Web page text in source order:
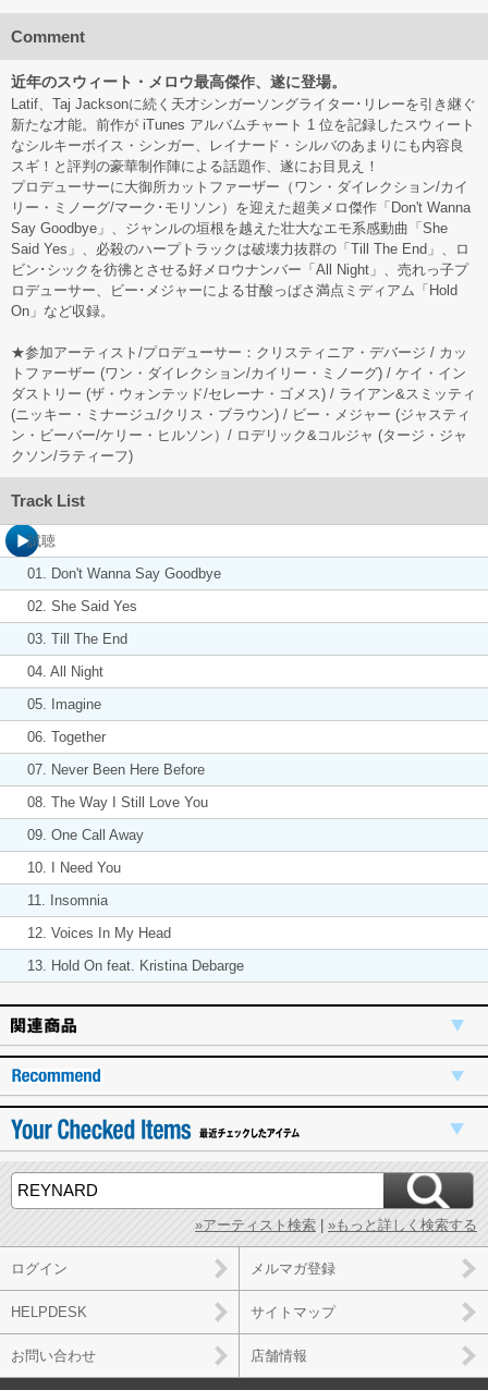
Comment
近年のスウィート・メロウ最高傑作、遂に登場。
Latif、Taj Jacksonに続く天才シンガーソングライター･リレーを引き継ぐ
新たな才能。前作が iTunes アルバムチャート 1 位を記録したスウィート
なシルキーボイス・シンガー、レイナード・シルバのあまりにも内容良
スギ！と評判の豪華制作陣による話題作、遂にお目見え！
プロデューサーに大御所カットファーザー（ワン・ダイレクション/カイ
リー・ミノーグ/マーク･モリソン）を迎えた超美メロ傑作「Don't Wanna
Say Goodbye」、ジャンルの垣根を越えた壮大なエモ系感動曲「She
Said Yes」、必殺のハープトラックは破壊力抜群の「Till The End」、ロ
ビン･シックを彷彿とさせる好メロウナンバー「All Night」、売れっ子プ
ロデューサー、ビー･メジャーによる甘酸っぱさ満点ミディアム「Hold
On」など収録。
★参加アーティスト/プロデューサー：クリスティニア・デバージ / カッ
トファーザー (ワン・ダイレクション/カイリー・ミノーグ) / ケイ・イン
ダストリー (ザ・ウォンテッド/セレーナ・ゴメス) / ライアン&スミッティ
(ニッキー・ミナージュ/クリス・ブラウン) / ビー・メジャー (ジャスティ
ン・ビーバー/ケリー・ヒルソン）/ ロデリック&コルジャ (タージ・ジャ
クソン/ラティーフ)
Track List
試聴
01. Don't Wanna Say Goodbye
02. She Said Yes
03. Till The End
04. All Night
05. Imagine
06. Together
07. Never Been Here Before
08. The Way I Still Love You
09. One Call Away
10. I Need You
11. Insomnia
12. Voices In My Head
13. Hold On feat. Kristina Debarge
»アーティスト検索 »もっと詳しく検索する
ログイン メルマガ登録
HELPDESK サイトマップ
お問い合わせ 店舗情報